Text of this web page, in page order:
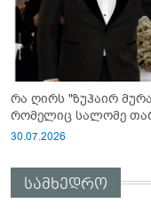
რა ღირს "ზუჰაირ მურადის" ულამაზესი საქორწინო კაბა,
რომელიც სალომე
30.07.2026
სამხედრო